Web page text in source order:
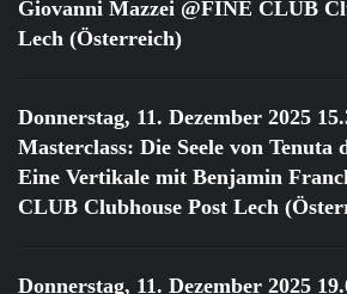
Giovanni Mazzei @FINE CLUB
Lech (Österreich)
Donnerstag, 11. Dezember 2025
Masterclass: Die Seele von Tenuta
Eine Vertikale mit Benjamin
CLUB Clubhouse Post Lech
Donnerstag, 11. Dezember 2025